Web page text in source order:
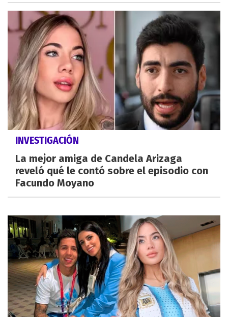
INVESTIGACIÓN
La mejor amiga de Candela Arizaga
reveló qué le contó sobre el episodio con
Facundo Moyano